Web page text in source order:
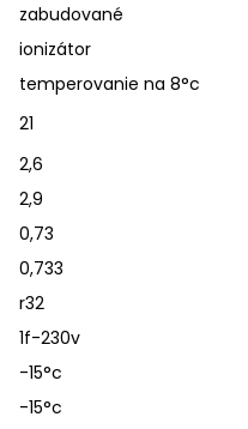
zabudované
ionizátor
temperovanie na 8°c
21
2,6
2,9
0,73
0,733
r32
1f-230v
-15°c
-15°c